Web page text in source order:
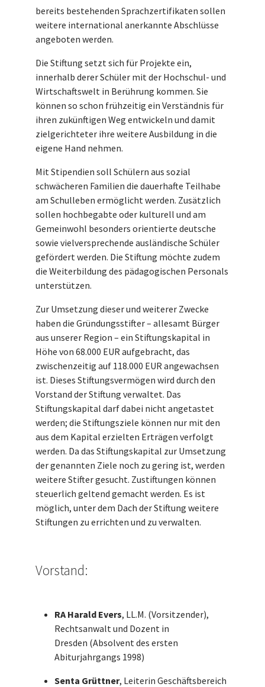
bereits bestehenden Sprachzertifikaten sollen
weitere international anerkannte Abschlüsse
angeboten werden.
Die Stiftung setzt sich für Projekte ein,
innerhalb derer Schüler mit der Hochschul- und
Wirtschaftswelt in Berührung kommen. Sie
können so schon frühzeitig ein Verständnis für
ihren zukünftigen Weg entwickeln und damit
zielgerichteter ihre weitere Ausbildung in die
eigene Hand nehmen.
Mit Stipendien soll Schülern aus sozial
schwächeren Familien die dauerhafte Teilhabe
am Schulleben ermöglicht werden. Zusätzlich
sollen hochbegabte oder kulturell und am
Gemeinwohl besonders orientierte deutsche
sowie vielversprechende ausländische Schüler
gefördert werden. Die Stiftung möchte zudem
die Weiterbildung des pädagogischen Personals
unterstützen.
Zur Umsetzung dieser und weiterer Zwecke
haben die Gründungsstifter – allesamt Bürger
aus unserer Region – ein Stiftungskapital in
Höhe von 68.000 EUR aufgebracht, das
zwischenzeitig auf 118.000 EUR angewachsen
ist. Dieses Stiftungsvermögen wird durch den
Vorstand der Stiftung verwaltet. Das
Stiftungskapital darf dabei nicht angetastet
werden; die Stiftungsziele können nur mit den
aus dem Kapital erzielten Erträgen verfolgt
werden. Da das Stiftungskapital zur Umsetzung
der genannten Ziele noch zu gering ist, werden
weitere Stifter gesucht. Zustiftungen können
steuerlich geltend gemacht werden. Es ist
möglich, unter dem Dach der Stiftung weitere
Stiftungen zu errichten und zu verwalten.
Vorstand:
RA Harald Evers, LL.M. (Vorsitzender),
Rechtsanwalt und Dozent in
Dresden (Absolvent des ersten
Abiturjahrgangs 1998)
Senta Grüttner, Leiterin Geschäftsbereich